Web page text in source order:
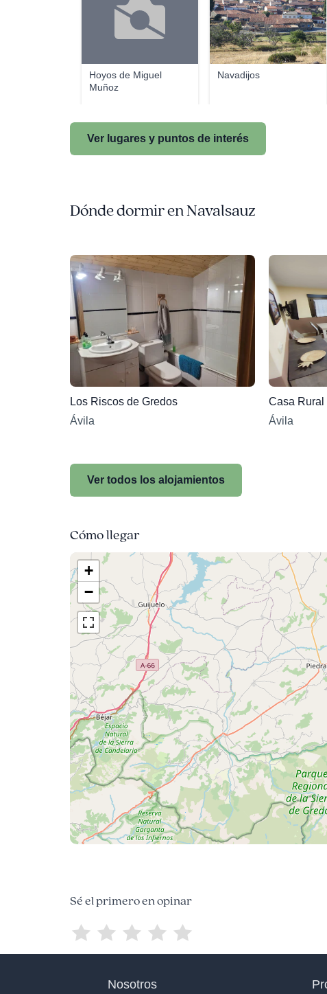
Hoyos de Miguel
Muñoz
Navadijos
Ver lugares y puntos de interés
Dónde dormir en Navalsauz
Los Riscos de Gredos
Ávila
Casa Rural
Ávila
Ver todos los alojamientos
Cómo llegar
+
−
Sé el primero en opinar
Nosotros